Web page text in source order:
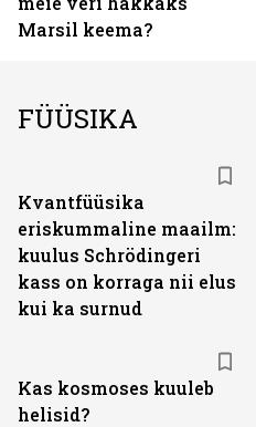
Marsil keema?
FÜÜSIKA
Kvantfüüsika
eriskummaline maailm:
kuulus Schrödingeri
kass on korraga nii elus
kui ka surnud
Kas kosmoses kuuleb
helisid?